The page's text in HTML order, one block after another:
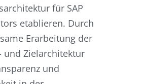
für SAP
etablieren. Durch
Erarbeitung der
und Zielarchitektur
und